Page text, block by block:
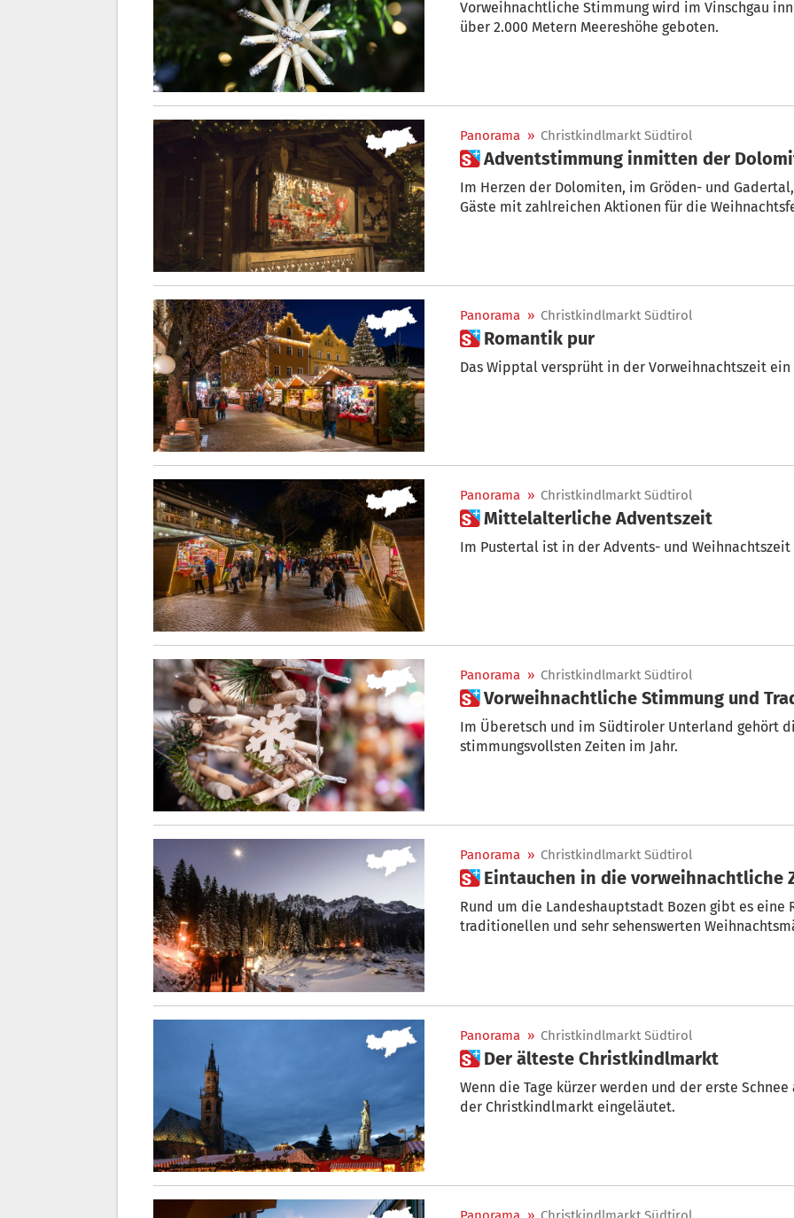
Vorweihnachtliche Stimmung wird im Vinschgau
über 2.000 Metern Meereshöhe geboten.
Panorama » Christkindlmarkt Südtirol
 Adventstimmung inmitten der
Im Herzen der Dolomiten, im Gröden- und
Gäste mit zahlreichen Aktionen für die
Panorama » Christkindlmarkt Südtirol
 Romantik pur
Das Wipptal versprüht in der Vorweihnachtszeit
Panorama » Christkindlmarkt Südtirol
 Mittelalterliche Adventszeit
Im Pustertal ist in der Advents- und Weihnachtszeit
Panorama » Christkindlmarkt Südtirol
 Vorweihnachtliche Stimmung und
Im Überetsch und im Südtiroler Unterland gehört
stimmungsvollsten Zeiten im Jahr.
Panorama » Christkindlmarkt Südtirol
 Eintauchen in die vorweihnachtliche
Rund um die Landeshauptstadt Bozen gibt es eine
traditionellen und sehr sehenswerten
Panorama » Christkindlmarkt Südtirol
 Der älteste Christkindlmarkt
Wenn die Tage kürzer werden und der erste
der Christkindlmarkt eingeläutet.